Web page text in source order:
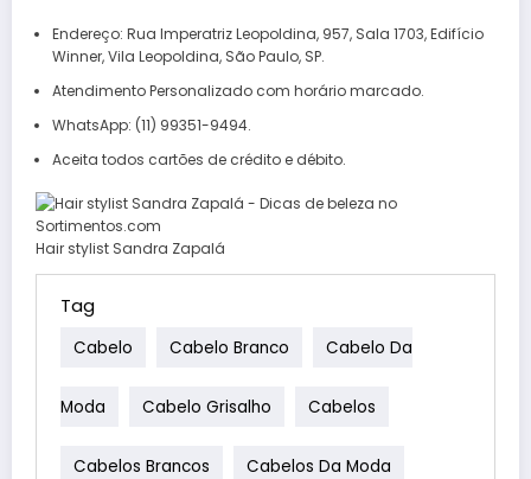
Endereço: Rua Imperatriz Leopoldina, 957, Sala 1703, Edifício
Winner, Vila Leopoldina, São Paulo, SP.
Atendimento Personalizado com horário marcado.
WhatsApp: (11) 99351-9494.
Aceita todos cartões de crédito e débito.
Hair stylist Sandra Zapalá
Tag
Cabelo Cabelo Branco Cabelo Da
Moda Cabelo Grisalho Cabelos
Cabelos Brancos Cabelos Da Moda